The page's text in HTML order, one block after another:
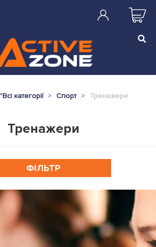
"Всі категорії Спорт Тренажери
Тренажери
ФІЛЬТР